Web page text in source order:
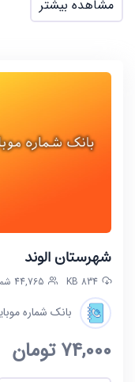
مشاهده بیشتر
شهرستان الوند
834 KB 44,765 شماره موبایل
بانک شماره
74,000تومان